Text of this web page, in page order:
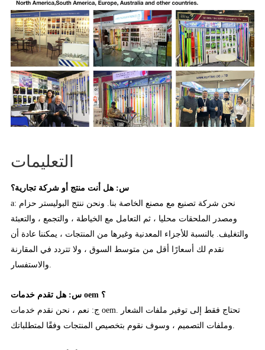
التعليمات
س: هل أنت منتج أو شركة تجارية؟
a: نحن شركة تصنيع مع مصنع الخاصة بنا. ونحن ننتج البوليستر حزام
ومصدر الملحقات محليا ، ثم التعامل مع الخياطة ، والتجمع ، والتعبئة
والتغليف. بالنسبة للأجزاء المعدنية وغيرها من المنتجات ، يمكننا عادة أن
نقدم لك أسعارًا أقل من متوسط السوق ، ولا تتردد في المقارنة
س: هل تقدم خدمات oem ؟
ج: نعم ، نحن نقدم خدمات oem. تحتاج فقط إلى توفير ملفات الشعار